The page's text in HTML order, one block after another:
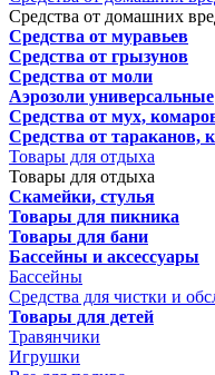
Средства от домашних
Средства от муравьев
Средства от грызунов
Средства от моли
Аэрозоли универсальные
Средства от мух,
Средства от тараканов,
Товары для отдыха
Товары для отдыха
Скамейки, стулья
Товары для пикника
Товары для бани
Бассейны и аксессуары
Бассейны
Средства для чистки и
Товары для детей
Травянчики
Игрушки